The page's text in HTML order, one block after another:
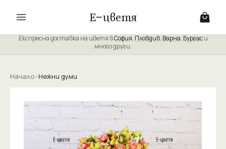
Е цветя
Експресна доставка на цветя вСофия, Пловдив, Варна, Бургаси
много други.
Начало›Нежни думи